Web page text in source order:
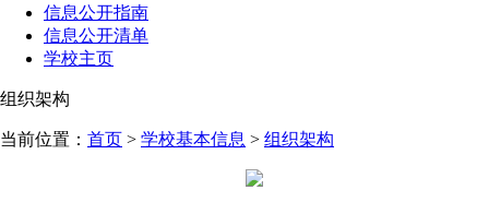
信息公开指南
信息公开清单
学校主页
组织架构
当前位置： 首页 > 学校基本信息 > 组织架构